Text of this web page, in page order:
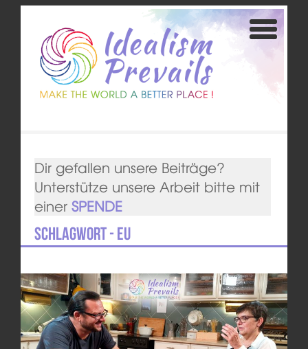
Dir gefallen unsere Beiträge?
Unterstütze unsere Arbeit bitte mit
einer SPENDE
Schlagwort - EU